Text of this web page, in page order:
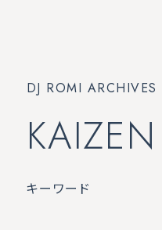
DJ ROMI ARCHIVES
KAIZEN
キーワード